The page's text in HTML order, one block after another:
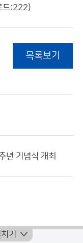
드:222)
목록보기
년 기념식 개최
기